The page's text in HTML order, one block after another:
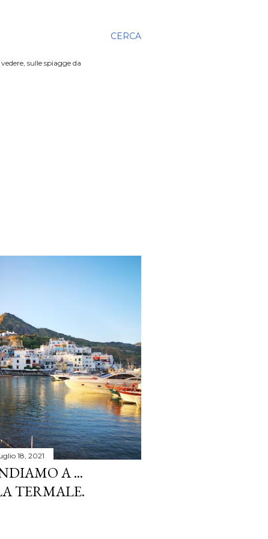
CERCA
sulle spiagge da
18, 2021
A ...
TERMALE.